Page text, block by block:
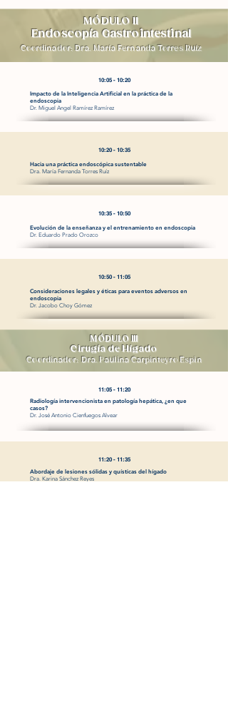
MÓDULO II
Endoscopía Gastrointestinal
Coordinador: Dra. María Fernanda Torres Ruíz
10:05 - 10:20
Impacto de la Inteligencia Artificial en la práctica de la
endoscopia
Dr. Miguel Angel Ramírez Ramírez
10:20 - 10:35
Hacia una práctica endoscópica sustentable
Dra. María Fernanda Torres Ruíz
10:35 - 10:50
Evolución de la enseñanza y el entrenamiento en endoscopia
Dr. Eduardo Prado Orozco
10:50 - 11:05
Consideraciones legales y éticas para eventos adversos en
endoscopia
Dr. Jacobo Choy Gómez
MÓDULO III
Cirugía de Hígado
Coordinador: Dra. Paulina Carpinteyro Espin
11:05 - 11:20
Radiología intervencionista en patología hepática, ¿en que
casos?
Dr. José Antonio Cienfuegos Alvear
11:20 - 11:35
Abordaje de lesiones sólidas y quísticas del hígado
Dra. Karina Sánchez Reyes